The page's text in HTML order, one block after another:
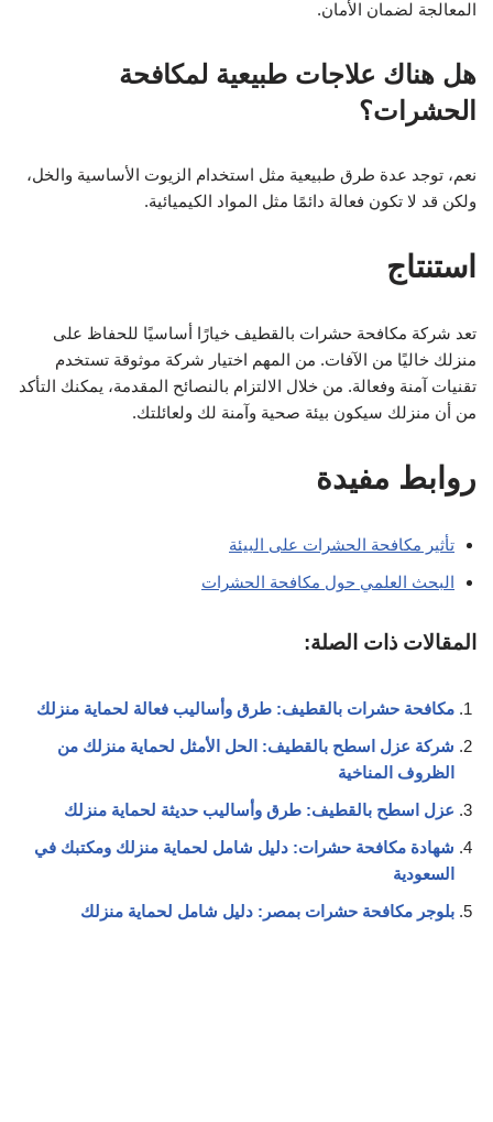
المعالجة لضمان الأمان.
هل هناك علاجات طبيعية لمكافحة
الحشرات؟
نعم، توجد عدة طرق طبيعية مثل استخدام الزيوت الأساسية والخل،
ولكن قد لا تكون فعالة دائمًا مثل المواد الكيميائية.
استنتاج
تعد شركة مكافحة حشرات بالقطيف خيارًا أساسيًا للحفاظ على
منزلك خاليًا من الآفات. من المهم اختيار شركة موثوقة تستخدم
تقنيات آمنة وفعالة. من خلال الالتزام بالنصائح المقدمة، يمكنك التأكد
من أن منزلك سيكون بيئة صحية وآمنة لك ولعائلتك.
روابط مفيدة
تأثير مكافحة الحشرات على البيئة
البحث العلمي حول مكافحة الحشرات
المقالات ذات الصلة:
مكافحة حشرات بالقطيف: طرق وأساليب فعالة لحماية منزلك
شركة عزل اسطح بالقطيف: الحل الأمثل لحماية منزلك من
الظروف المناخية
عزل اسطح بالقطيف: طرق وأساليب حديثة لحماية منزلك
شهادة مكافحة حشرات: دليل شامل لحماية منزلك ومكتبك في
السعودية
بلوجر مكافحة حشرات بمصر: دليل شامل لحماية منزلك